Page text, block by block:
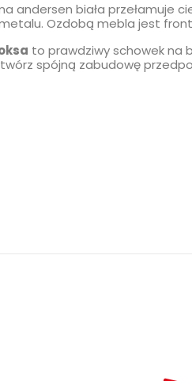
andersen biała przełamuje
Ozdobą mebla jest
to prawdziwy schowek na
spójną zabudowę